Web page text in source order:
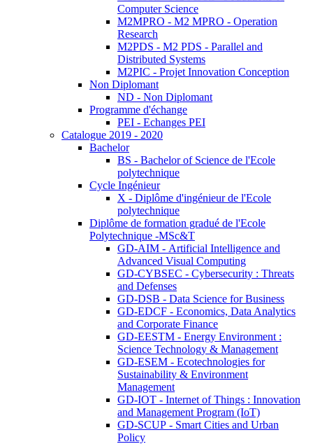
Computer Science
M2MPRO - M2 MPRO - Operation
Research
M2PDS - M2 PDS - Parallel and
Distributed Systems
M2PIC - Projet Innovation Conception
Non Diplomant
ND - Non Diplomant
Programme d'échange
PEI - Echanges PEI
Catalogue 2019 - 2020
Bachelor
BS - Bachelor of Science de l'Ecole
polytechnique
Cycle Ingénieur
X - Diplôme d'ingénieur de l'Ecole
polytechnique
Diplôme de formation gradué de l'Ecole
Polytechnique -MSc&T
GD-AIM - Artificial Intelligence and
Advanced Visual Computing
GD-CYBSEC - Cybersecurity : Threats
and Defenses
GD-DSB - Data Science for Business
GD-EDCF - Economics, Data Analytics
and Corporate Finance
GD-EESTM - Energy Environment :
Science Technology & Management
GD-ESEM - Ecotechnologies for
Sustainability & Environment
Management
GD-IOT - Internet of Things : Innovation
and Management Program (IoT)
GD-SCUP - Smart Cities and Urban
Policy